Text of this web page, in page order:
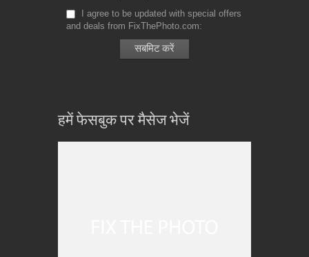
I agree to be updated with special offers
and deals from FixThePhoto.com
हमें फेसबुक पर मैसेज भेजें